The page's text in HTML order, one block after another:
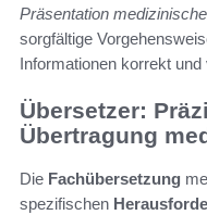
Präsentation
sorgfältige
Informationen korrekt
Übersetzer:
Übertragung
Die Fachübersetzung
spezifischen